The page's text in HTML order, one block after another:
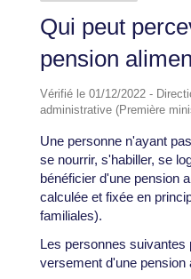
Qui peut
pension
Vérifié le 01/12/2022 -
administrative (Première
Une personne n'ayant
se nourrir, s'habiller, se
bénéficier d'une pension
calculée et fixée en
familiales).
Les personnes suivantes
versement d'une pension